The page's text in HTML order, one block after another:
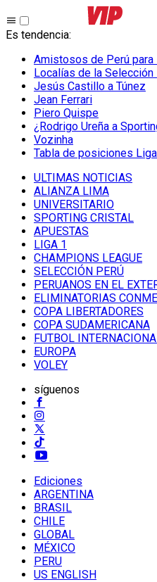
Es tendencia:
Amistosos de Perú para
Localías de la Selección
Jesús Castillo a Túnez
Jean Ferrari
Piero Quispe
¿Rodrigo Ureña a
Vozinha
Tabla de posiciones
ULTIMAS NOTICIAS
ALIANZA LIMA
UNIVERSITARIO
SPORTING CRISTAL
APUESTAS
LIGA 1
CHAMPIONS LEAGUE
SELECCIÓN PERÚ
PERUANOS EN EL
ELIMINATORIAS
COPA LIBERTADORES
COPA SUDAMERICANA
FUTBOL
EUROPA
VOLEY
síguenos
Ediciones
ARGENTINA
BRASIL
CHILE
GLOBAL
MÉXICO
PERU
US ENGLISH